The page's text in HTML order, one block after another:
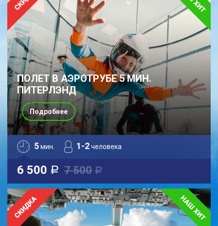
ПОЛЕТ В АЭРОТРУБЕ 5 МИН.
ПИТЕРЛЭНД
5мин. 1-2человека
6 500 a 7 500 a
Подробнее